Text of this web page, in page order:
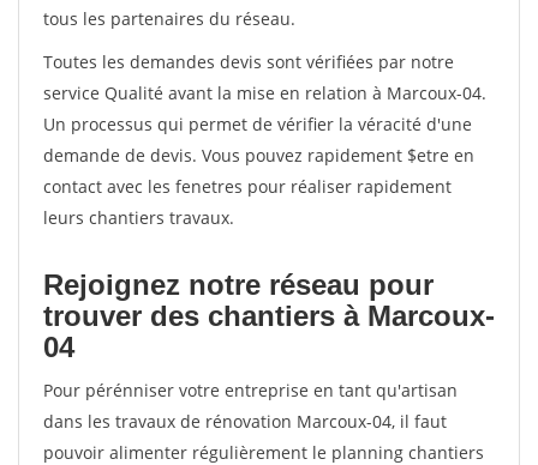
tous les partenaires du réseau.
Toutes les demandes devis sont vérifiées par notre
service Qualité avant la mise en relation à Marcoux-04.
Un processus qui permet de vérifier la véracité d'une
demande de devis. Vous pouvez rapidement $etre en
contact avec les fenetres pour réaliser rapidement
leurs chantiers travaux.
Rejoignez notre réseau pour
trouver des chantiers à Marcoux-
04
Pour pérénniser votre entreprise en tant qu'artisan
dans les travaux de rénovation Marcoux-04, il faut
pouvoir alimenter régulièrement le planning chantiers